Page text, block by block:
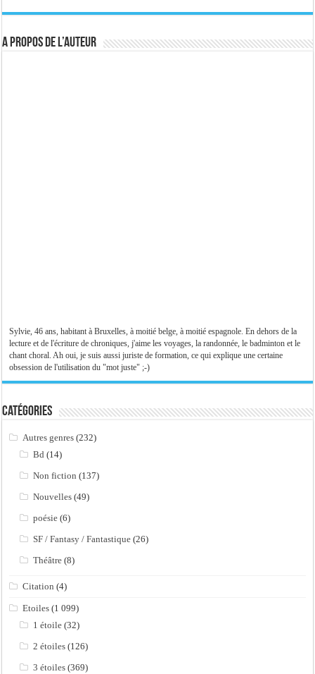
A propos de l’auteur
Sylvie, 46 ans, habitant à Bruxelles, à moitié belge, à moitié espagnole. En dehors de la
lecture et de l'écriture de chroniques, j'aime les voyages, la randonnée, le badminton et le
chant choral. Ah oui, je suis aussi juriste de formation, ce qui explique une certaine
obsession de l'utilisation du "mot juste" ;-)
Catégories
Autres genres (232)
Bd (14)
Non fiction (137)
Nouvelles (49)
poésie (6)
SF / Fantasy / Fantastique (26)
Théâtre (8)
Citation (4)
Etoiles (1 099)
1 étoile (32)
2 étoiles (126)
3 étoiles (369)